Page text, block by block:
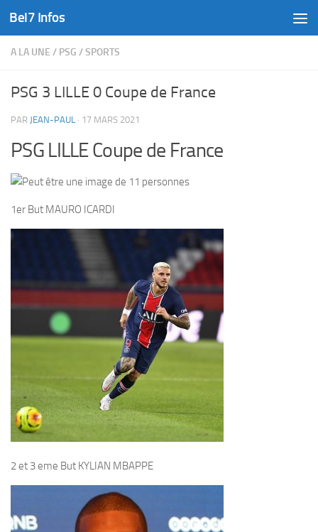
Skip to content
Bel7 Infos
A LA UNE / PSG /SPORTS
PSG 3 LILLE 0 Coupe de France
PAR JEAN-PAUL · 17 MARS 2021
PSG LILLE Coupe de France
1er But MAURO ICARDI
2 et 3 eme But KYLIAN MBAPPE